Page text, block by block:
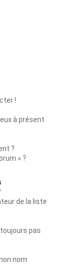
!
à présent
?
» ?
de la liste
toujours pas
nom